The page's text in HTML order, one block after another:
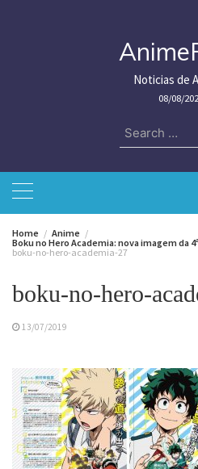
Noticias de
08/08/
Search
for:
Home
Anime
Boku no Hero Academia: nova imagem da
boku-no-hero-academia-27
boku-no-hero-
13/07/2019